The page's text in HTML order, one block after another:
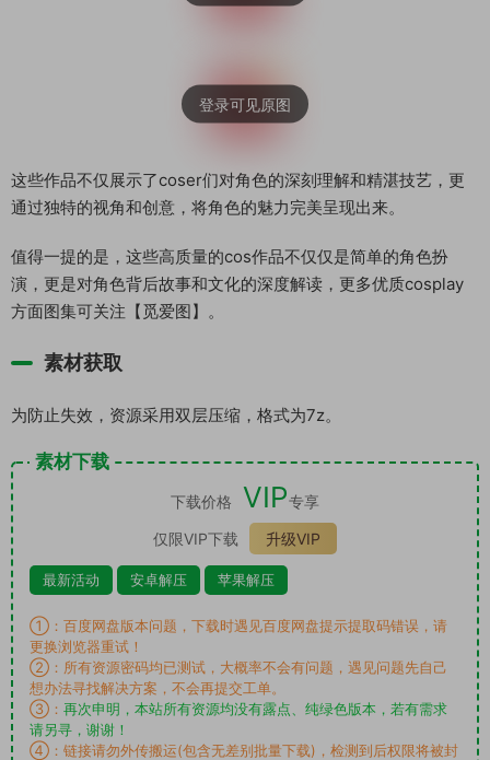
这些作品不仅展示了coser们对角色的深刻理解和精湛技艺，更
通过独特的视角和创意，将角色的魅力完美呈现出来。
值得一提的是，这些高质量的cos作品不仅仅是简单的角色扮
演，更是对角色背后故事和文化的深度解读，更多优质cosplay
方面图集可关注【觅爱图】。
素材获取
为防止失效，资源采用双层压缩，格式为7z。
素材下载
下载价格 VIP专享
仅限VIP下载
升级VIP
最新活动 安卓解压 苹果解压
①：百度网盘版本问题，下载时遇见百度网盘提示提取码错误，请
更换浏览器重试！
②：所有资源密码均已测试，大概率不会有问题，遇见问题先自己
想办法寻找解决方案，不会再提交工单。
③： 再次申明，本站所有资源均没有露点、纯绿色版本，若有需求
请另寻，谢谢！
④：链接请勿外传搬运(包含无差别批量下载)，检测到后权限将被封